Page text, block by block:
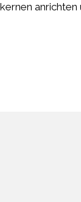
anrichten